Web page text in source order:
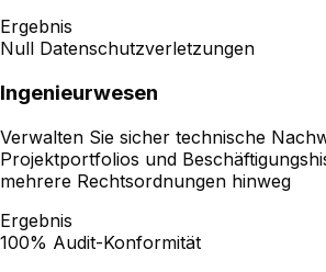
Ergebnis
Null Datenschutzverletzungen
Ingenieurwesen
Verwalten Sie sicher technische
Projektportfolios und
mehrere Rechtsordnungen hinweg
Ergebnis
100% Audit-Konformität